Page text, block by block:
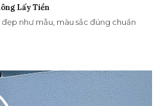
Lấy Tiền
như mẫu, màu sắc đúng chuẩn